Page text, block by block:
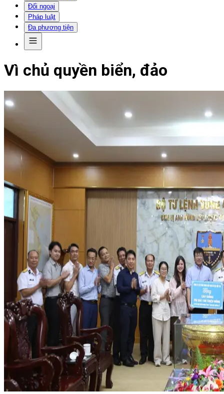
Đối ngoại
Pháp luật
Đa phương tiện
Vì chủ quyền biển, đảo